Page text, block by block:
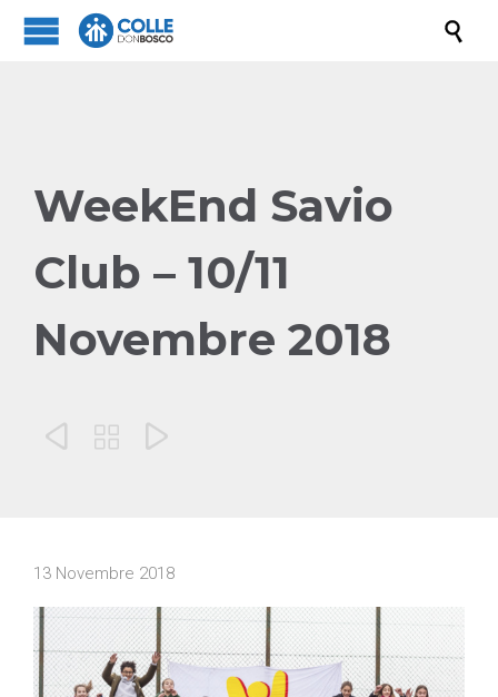

WeekEnd Savio
Club – 10/11
Novembre 2018
  
13 Novembre 2018